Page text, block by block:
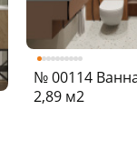
№ 00114
2,89 м2